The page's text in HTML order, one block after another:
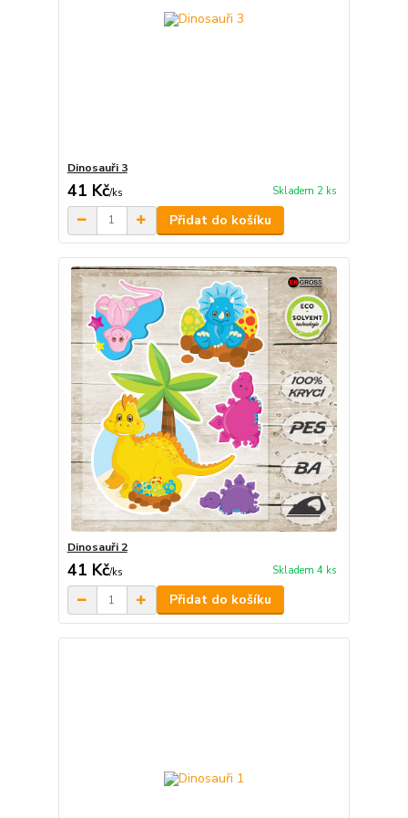
Dinosauři 3
41 Kč/ks Skladem 2 ks
Přidat do košíku
Dinosauři 2
41 Kč/ks Skladem 4 ks
Přidat do košíku